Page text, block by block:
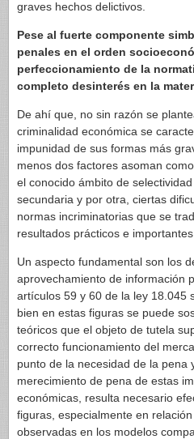
graves hechos delictivos.
Pese al fuerte componente
penales en el orden
perfeccionamiento de la
completo desinterés en la
De ahí que, no sin razón se
criminalidad económica se
impunidad de sus formas más
menos dos factores asoman
el conocido ámbito de
secundaria y por otra, ciertas
normas incriminatorias que se
resultados prácticos e
Un aspecto fundamental son los
aprovechamiento de información
artículos 59 y 60 de la ley 18.045
bien en estas figuras se puede
teóricos que el objeto de tutela
correcto funcionamiento del
punto de la necesidad de la pena
merecimiento de pena de estas
económicas, resulta necesario
figuras, especialmente en
observadas en los modelos